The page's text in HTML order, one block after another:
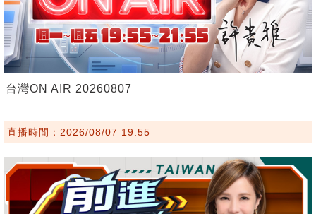
台灣ON AIR 20260807
直播時間：2026/08/07 19:55